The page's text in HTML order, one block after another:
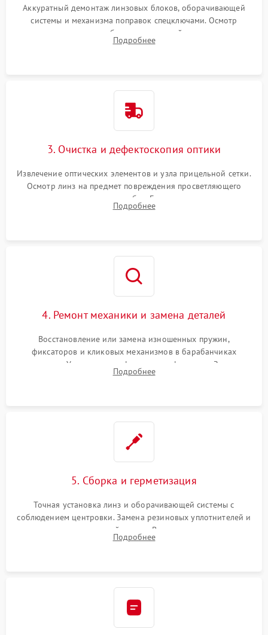
Аккуратный демонтаж линзовых блоков, оборачивающей
системы и механизма поправок спецключами. Осмотр
внутренних резьбовых соединений, пружин и
уплотнительных колец. Поиск причин люфта, смещения
Подробнее
3. Очистка и дефектоскопия оптики
Извлечение оптических элементов и узла прицельной сетки.
Осмотр линз на предмет повреждения просветляющего
покрытия или появления грибка. Бережная очистка стекол
спецрастворами. Проверка целостности гравированной
Подробнее
4. Ремонт механики и замена деталей
Восстановление или замена изношенных пружин,
фиксаторов и кликовых механизмов в барабанчиках
поправок. Устранение люфтов в трансфокаторе. Замена
поврежденных линз, разбитой сетки или восстановление
Подробнее
5. Сборка и герметизация
Точная установка линз и оборачивающей системы с
соблюдением центровки. Замена резиновых уплотнителей и
нанесение влагозащитной смазки. Вакуумирование корпуса
и заполнение его осушенным азотом или аргоном для
Подробнее